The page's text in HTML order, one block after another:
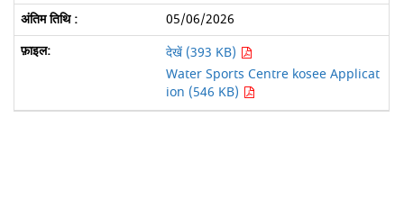
05/06/2026
देखें (393 KB)
Water Sports Centre kosee Applicat
ion (546 KB)